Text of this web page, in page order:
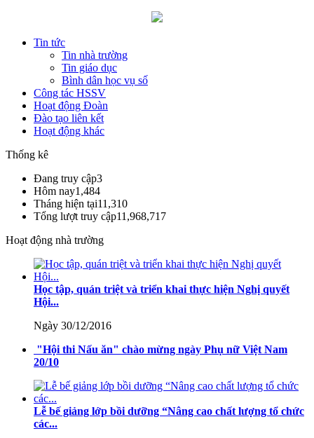
Tin tức
Tin nhà trường
Tin giáo dục
Bình dân học vụ số
Công tác HSSV
Hoạt động Đoàn
Đào tạo liên kết
Hoạt động khác
Thống kê
Đang truy cập3
Hôm nay1,484
Tháng hiện tại11,310
Tổng lượt truy cập11,968,717
Hoạt động nhà trường
Học tập, quán triệt và triển khai thực hiện Nghị quyết
Hội...
Ngày 30/12/2016
"Hội thi Nấu ăn" chào mừng ngày Phụ nữ Việt Nam
20/10
Lễ bế giảng lớp bồi dưỡng “Nâng cao chất lượng tổ chức
các...